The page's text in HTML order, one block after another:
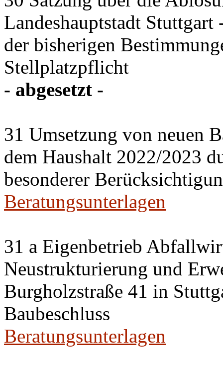
Landeshauptstadt
der bisherigen
Stellplatzpflicht
- abgesetzt -
31 Umsetzung von neuen
dem Haushalt 2022/2023
besonderer
Beratungsunterlagen
31 a Eigenbetrieb
Neustrukturierung und
Burgholzstraße 41 in
Baubeschluss
Beratungsunterlagen